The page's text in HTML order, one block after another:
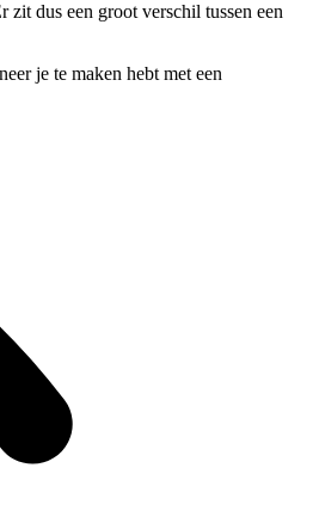
dus een groot verschil tussen een
je te maken hebt met een